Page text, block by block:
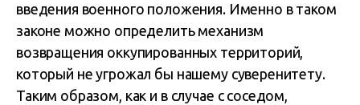
введения военного положения. Именно в таком
законе можно определить механизм
возвращения оккупированных территорий,
который не угрожал бы нашему суверенитету.
Таким образом, как и в случае с соседом,